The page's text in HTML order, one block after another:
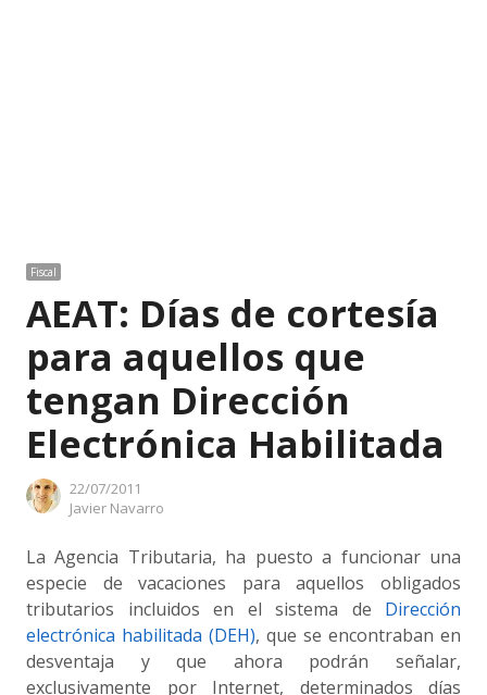
Fiscal
AEAT: Días de cortesía
para aquellos que
tengan Dirección
Electrónica Habilitada
22/07/2011
Author
Javier Navarro
La Agencia Tributaria, ha puesto a funcionar una
especie de vacaciones para aquellos obligados
tributarios incluidos en el sistema de Dirección
electrónica habilitada (DEH), que se encontraban en
desventaja y que ahora podrán señalar,
exclusivamente por Internet, determinados días